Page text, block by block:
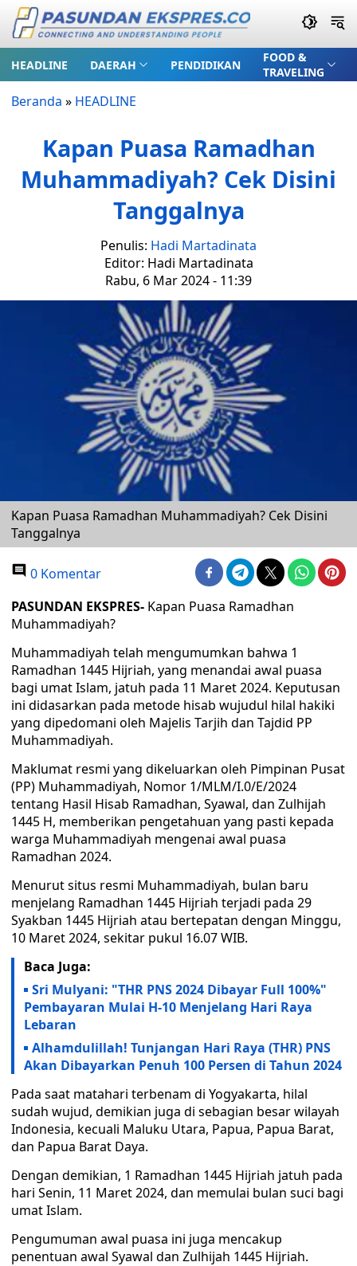
HEADLINE DAERAH PENDIDIKAN
FOOD &
TRAVELING
Beranda » HEADLINE
Kapan Puasa Ramadhan
Muhammadiyah? Cek Disini
Tanggalnya
Penulis: Hadi Martadinata
Editor: Hadi Martadinata
Rabu, 6 Mar 2024 - 11:39
Kapan Puasa Ramadhan Muhammadiyah? Cek Disini
Tanggalnya
0 Komentar
PASUNDAN EKSPRES- Kapan Puasa Ramadhan
Muhammadiyah?
Muhammadiyah telah mengumumkan bahwa 1
Ramadhan 1445 Hijriah, yang menandai awal puasa
bagi umat Islam, jatuh pada 11 Maret 2024. Keputusan
ini didasarkan pada metode hisab wujudul hilal hakiki
yang dipedomani oleh Majelis Tarjih dan Tajdid PP
Muhammadiyah.
Maklumat resmi yang dikeluarkan oleh Pimpinan Pusat
(PP) Muhammadiyah, Nomor 1/MLM/I.0/E/2024
tentang Hasil Hisab Ramadhan, Syawal, dan Zulhijah
1445 H, memberikan pengetahuan yang pasti kepada
warga Muhammadiyah mengenai awal puasa
Ramadhan 2024.
Menurut situs resmi Muhammadiyah, bulan baru
menjelang Ramadhan 1445 Hijriah terjadi pada 29
Syakban 1445 Hijriah atau bertepatan dengan Minggu,
10 Maret 2024, sekitar pukul 16.07 WIB.
Baca Juga:
Sri Mulyani: "THR PNS 2024 Dibayar Full 100%"
Pembayaran Mulai H-10 Menjelang Hari Raya
Lebaran
Alhamdulillah! Tunjangan Hari Raya (THR) PNS
Akan Dibayarkan Penuh 100 Persen di Tahun 2024
Pada saat matahari terbenam di Yogyakarta, hilal
sudah wujud, demikian juga di sebagian besar wilayah
Indonesia, kecuali Maluku Utara, Papua, Papua Barat,
dan Papua Barat Daya.
Dengan demikian, 1 Ramadhan 1445 Hijriah jatuh pada
hari Senin, 11 Maret 2024, dan memulai bulan suci bagi
umat Islam.
Pengumuman awal puasa ini juga mencakup
penentuan awal Syawal dan Zulhijah 1445 Hijriah.